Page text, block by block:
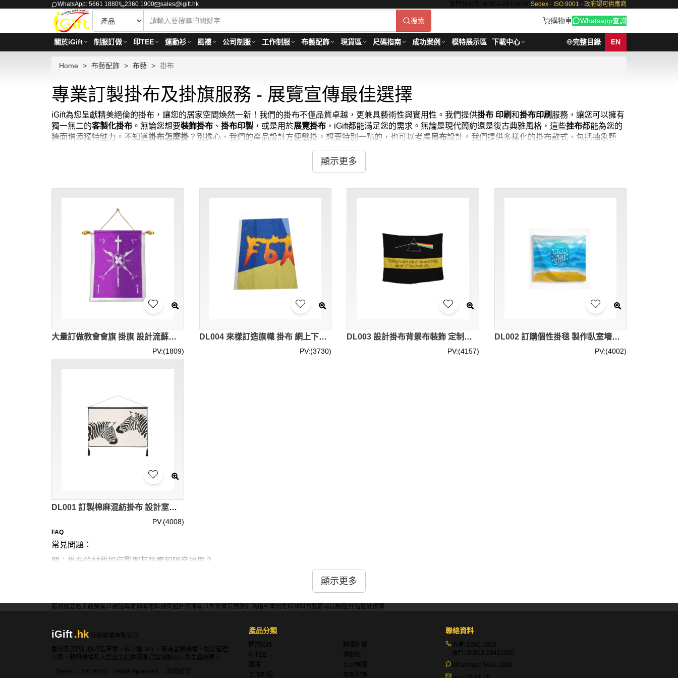
WhatsApp: 5661 1880 2360 1900 sales@igift.hk 澳門分公司: 00853-28410350 Sedex · ISO 9001 · 政府認可供應商
搜索 購物車 Whatsapp查詢
關於iGift 制服訂做 印TEE 運動衫 風褸 公司制服 工作制服 布藝配飾 現貨區 尺碼指南 成功案例 模特展示區 下載中心 完整目錄 EN
Home 布藝配飾 布藝 掛布
專業訂製掛布及掛旗服務 - 展覽宣傳最佳選擇
iGift為您呈獻精美絕倫的掛布，讓您的居家空間煥然一新！我們的掛布不僅品質卓越，更兼具藝術性與實用性。我們提供掛布 印刷和掛布印刷 服務，讓您可以擁有
獨一無二的客製化掛布 。無論您想要裝飾掛布 、 掛布印製 ，或是用於展覽掛布 ，iGift都能滿足您的需求。無論是現代簡約還是復古典雅風格，這些挂布都能為您的
牆面增添獨特魅力。不知道掛布怎麼掛 ？別擔心，我們的產品設計方便懸掛。想要特別一點的，也可以考慮吊布設計。我們提供多樣化的掛布款式，包括抽象藝
術、自然風光、文字標語等，滿足不同裝飾需求。每一款掛布都由我們的設計團隊精心挑選，確保能為您的空間帶來視覺享受和獨特氛圍。立即選購，讓iGift的掛
尋找完美的牆面裝飾？iGift的掛布絕對是您的理想之選。我們的掛布不僅能美化空間，更是展現個人品味的絕佳方式。從小巧精緻到大幅震撼，iGift的掛布系列應
有盡有。我們注重細節，如優質面料的選擇、精美的印刷工藝，讓您的掛布既美觀又耐用。雖然我們不提供零售和即時交收服務，但我們保證在您下單後，以最快
定。貨期約需7-14天
顯示更多
大量訂做教會會旗 掛旗 設計流蘇宗教旗帜 佈道會用品 網上訂購掛旗 DL005
PV:(1809)
DL004 來樣訂造旗幟 掛布 網上下單掛旗 澳門 化地瑪聖母女子學校 家居擺設 家居設計 牆壁掛布 掛旗製造商 144*96cm 滌綸
PV:(3730)
DL003 設計掛布背景布裝飾 定制掛旗酒吧復古生日裝飾布 牆壁掛布 宿舍裝飾試衣間門簾 家居擺設 家居設計 掛布專營 滌綸 60*90cm 96*144cm 130*150cm 200*150cm
PV:(4157)
DL002 訂購個性掛毯 製作臥室墻壁裝飾背景掛布 攝影DIY壁毯 沙灘巾沙發毯 桃皮絨 掛畫 家居擺設 家居設計 牆壁掛布 1.5*1m 1.5*1.3m 2*1.5m
PV:(4002)
DL001 訂製棉麻混紡掛布 設計室內掛布 供應背景墻掛布 掛布製造商 牆壁掛布 掛畫 掛旗 家居擺設 家居設計
PV:(4008)
FAQ
常見問題：
問：掛布的材質如何影響其防塵和隔音效果？
答：掛布材質影響其功能性。厚重棉麻布料具良好防塵效果，絨面材質可增強隔音。合成纖維如聚酯易於清潔但隔音效果較差。天然纖維如羊毛既防塵又隔音，但
答：戶外掛布應選用耐候性強的材料，如防水帆布或特殊處理的聚酯纖維。應具抗紫外線功能，防褪色。縫線需防水處理，固定裝置要耐腐蝕。考慮重量，過重可
能不易安裝。部分產品有防霉處理，適合潮濕環境。
顯示更多
服務條款私人政策客戶 網站導航博客布料總匯設計選擇客戶包括常見問題訂購指引 常用布料輔料包裝 圖樣印制 設計站設計選擇
iGift.hk
軒龍實業有限公司
香港及澳門制服訂造專家，成立逾18年，專為金融機構、物業管理
公司、政府機構及大型企業提供度身訂造制服設計及生產服務。
Sedex
ISO 9001 FAMA Approved 政府認可
產品分類
關於iGift
制服訂做
印TEE
運動衫
風褸
公司制服
工作制服
布藝配飾
聯絡資料
香港: 2360 1900
澳門: 00853-28410350
WhatsApp: 5661 1880